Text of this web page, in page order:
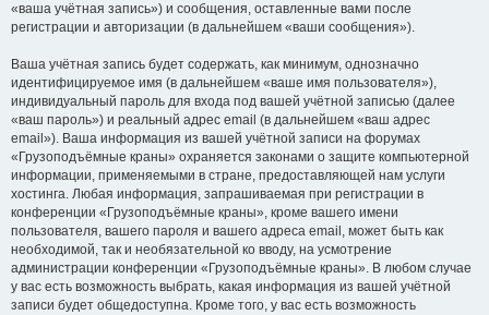
«ваша учётная запись») и сообщения, оставленные вами после
регистрации и авторизации (в дальнейшем «ваши сообщения»).
Ваша учётная запись будет содержать, как минимум, однозначно
идентифицируемое имя (в дальнейшем «ваше имя пользователя»),
индивидуальный пароль для входа под вашей учётной записью (далее
«ваш пароль») и реальный адрес email (в дальнейшем «ваш адрес
email»). Ваша информация из вашей учётной записи на форумах
«Грузоподъёмные краны» охраняется законами о защите компьютерной
информации, применяемыми в стране, предоставляющей нам услуги
хостинга. Любая информация, запрашиваемая при регистрации в
конференции «Грузоподъёмные краны», кроме вашего имени
пользователя, вашего пароля и вашего адреса email, может быть как
необходимой, так и необязательной ко вводу, на усмотрение
администрации конференции «Грузоподъёмные краны». В любом случае
у вас есть возможность выбрать, какая информация из вашей учётной
записи будет общедоступна. Кроме того, у вас есть возможность